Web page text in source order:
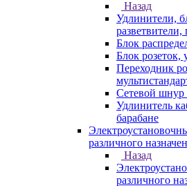
Назад
Удлинители,
Блок
Блок розеток,
Переходник
Сетевой шнур
Удлинитель
барабане
различного
Назад
различного